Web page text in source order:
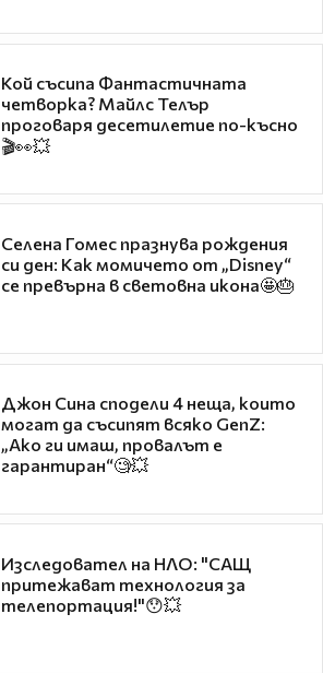
Кой съсипа Фантастичната
четворка? Майлс Телър
проговаря десетилетие по-късно
🎬👀💥
Селена Гомес празнува рождения
си ден: Как момичето от „Disney“
се превърна в световна икона🤩🎂
Джон Сина сподели 4 неща, които
могат да съсипят всяко GenZ:
„Ако ги имаш, провалът е
гарантиран“🧐💥
Изследовател на НЛО: "САЩ
притежават технология за
телепортация!"😯💥